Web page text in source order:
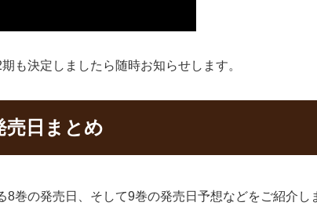
も決定しましたら随時お知らせします。
売日まとめ
巻の発売日、そして9巻の発売日予想などをご紹介し